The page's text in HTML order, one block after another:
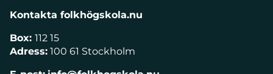
Kontakta folkhögskola.nu
Box: 112 15
Adress: 100 61 Stockholm